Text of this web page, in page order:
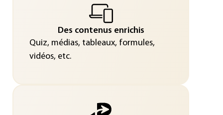
Des contenus enrichis
Quiz, médias, tableaux, formules,
vidéos, etc.